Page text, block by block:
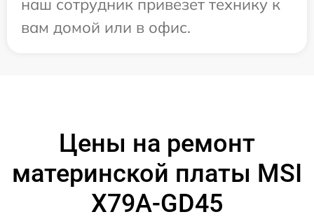
наш сотрудник привезет технику к
вам домой или в офис.
Цены на ремонт
материнской платы MSI
X79A-GD45